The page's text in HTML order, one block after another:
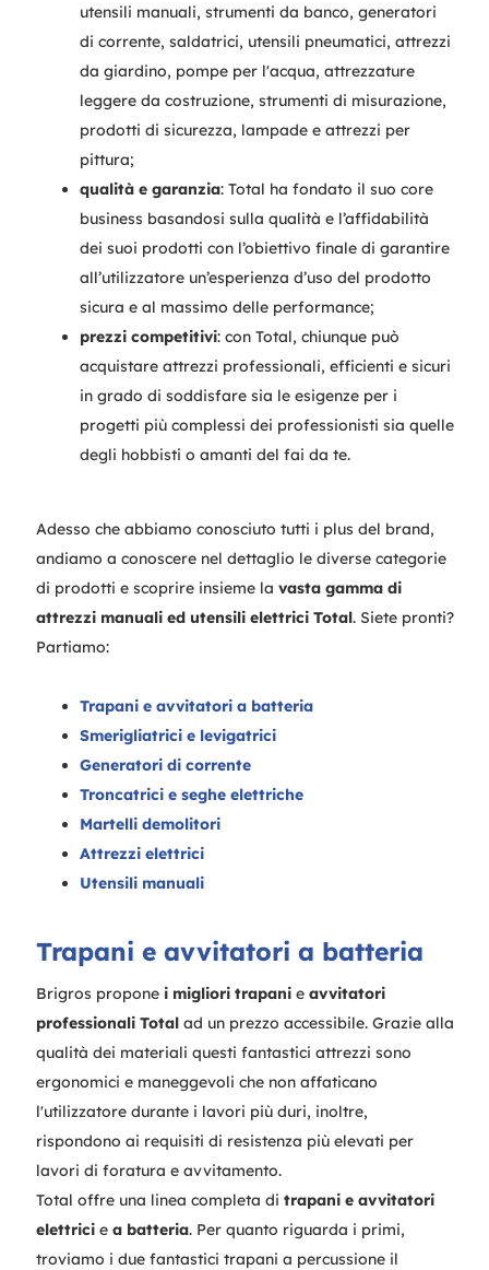
utensili manuali, strumenti da banco, generatori
di corrente, saldatrici, utensili pneumatici, attrezzi
da giardino, pompe per l'acqua, attrezzature
leggere da costruzione, strumenti di misurazione,
prodotti di sicurezza, lampade e attrezzi per
pittura;
qualità e garanzia: Total ha fondato il suo core
business basandosi sulla qualità e l’affidabilità
dei suoi prodotti con l’obiettivo finale di garantire
all’utilizzatore un’esperienza d’uso del prodotto
sicura e al massimo delle performance;
prezzi competitivi: con Total, chiunque può
acquistare attrezzi professionali, efficienti e sicuri
in grado di soddisfare sia le esigenze per i
progetti più complessi dei professionisti sia quelle
degli hobbisti o amanti del fai da te.
Adesso che abbiamo conosciuto tutti i plus del brand,
andiamo a conoscere nel dettaglio le diverse categorie
di prodotti e scoprire insieme la vasta gamma di
attrezzi manuali ed utensili elettrici Total. Siete pronti?
Partiamo:
Trapani e avvitatori a batteria
Smerigliatrici e levigatrici
Generatori di corrente
Troncatrici e seghe elettriche
Martelli demolitori
Attrezzi elettrici
Utensili manuali
Trapani e avvitatori a batteria
Brigros propone i migliori trapanieavvitatori
professionali Totalad un prezzo accessibile. Grazie alla
qualità dei materiali questi fantastici attrezzi sono
ergonomici e maneggevoli che non affaticano
l'utilizzatore durante i lavori più duri, inoltre,
rispondono ai requisiti di resistenza più elevati per
lavori di foratura e avvitamento.
Total offre una linea completa di trapani e avvitatori
elettricie a batteria. Per quanto riguarda i primi,
troviamo i due fantastici trapani a percussione il